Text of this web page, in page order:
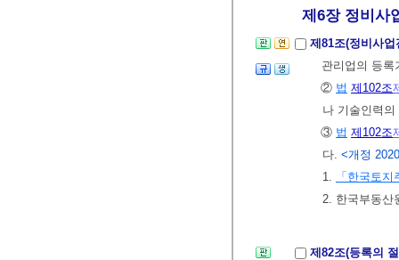
제6장 정비사
제81조(정비사
관리업의 등
② 법 제102조
나 기술인력
③ 법 제102조
다. <개정
1.
「한국토
2. 한국부동산
제82조(등록의